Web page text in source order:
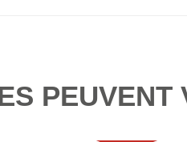
PEUVENT